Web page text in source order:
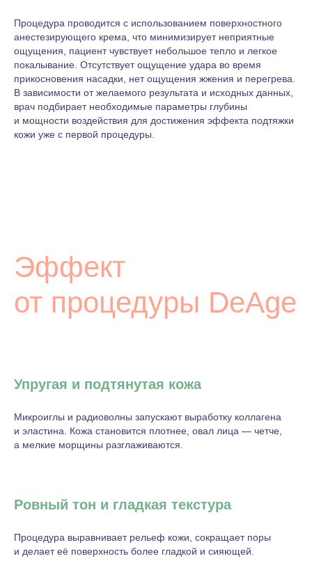
Процедура проводится с использованием поверхностного
анестезирующего крема, что минимизирует неприятные
ощущения, пациент чувствует небольшое тепло и легкое
покалывание. Отсутствует ощущение удара во время
прикосновения насадки, нет ощущения жжения и перегрева.
В зависимости от желаемого результата и исходных данных,
врач подбирает необходимые параметры глубины
и мощности воздействия для достижения эффекта подтяжки
кожи уже с первой процедуры.
Эффект
от процедуры DeAge
Упругая и подтянутая кожа
Микроиглы и радиоволны запускают выработку коллагена
и эластина. Кожа становится плотнее, овал лица — четче,
а мелкие морщины разглаживаются.
Ровный тон и гладкая текстура
Процедура выравнивает рельеф кожи, сокращает поры
и делает её поверхность более гладкой и сияющей.